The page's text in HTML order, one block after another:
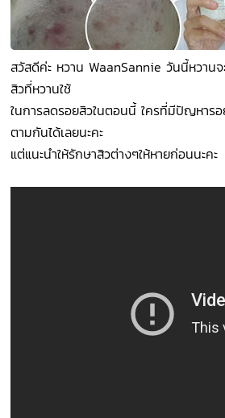
สวัสดีค่ะ หวาน WaanSannie วันนี้หวานจ
สิวที่หวานใช้
ในการลดรอยสิวในตอนนี้ ใครที่มีปัญหาร
ตามกันได้เลยนะคะ
แต่แนะนำให้รักษาสิวต่างๆให้หายก่อนนะคะ